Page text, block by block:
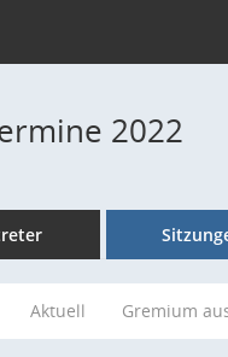
2022
Aktuell Gremium